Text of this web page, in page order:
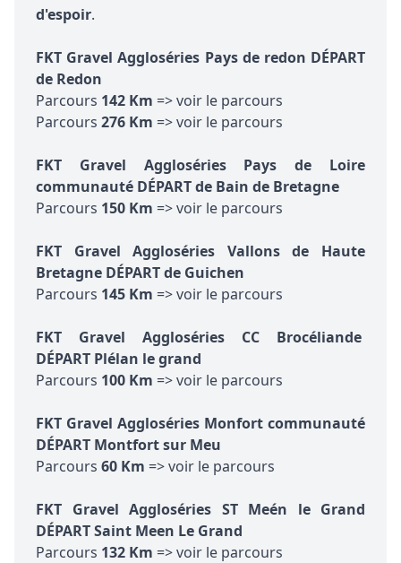
d'espoir.
FKT Gravel Aggloséries Pays de redon DÉPART
de Redon
Parcours 142 Km => voir le parcours
Parcours 276 Km => voir le parcours
FKT Gravel Aggloséries Pays de Loire
communauté DÉPART de Bain de Bretagne
Parcours 150 Km => voir le parcours
FKT Gravel Aggloséries Vallons de Haute
Bretagne DÉPARTde Guichen
Parcours 145 Km => voir le parcours
FKT Gravel Aggloséries CC Brocéliande
DÉPART Plélan le grand
Parcours 100 Km => voir le parcours
FKT Gravel Aggloséries Monfort communauté
DÉPART Montfort sur Meu
Parcours 60 Km => voir le parcours
FKT Gravel Aggloséries ST Meén le Grand
DÉPART Saint Meen Le Grand
Parcours 132 Km => voir le parcours